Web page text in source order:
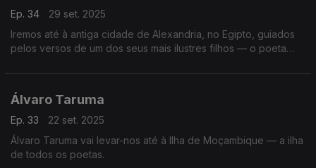
Ep. 34
29 set. 2025
Iremos até à antiga cidade de Alexandria, no Egipto, guiados
pelos versos de um dos seus mais ilustres filhos — o poeta
Álvaro Taruma
Ep. 33
22 set. 2025
Álvaro Taruma vai levar-nos até à Ilha de Moçambique — a ilha
de todos os poetas.